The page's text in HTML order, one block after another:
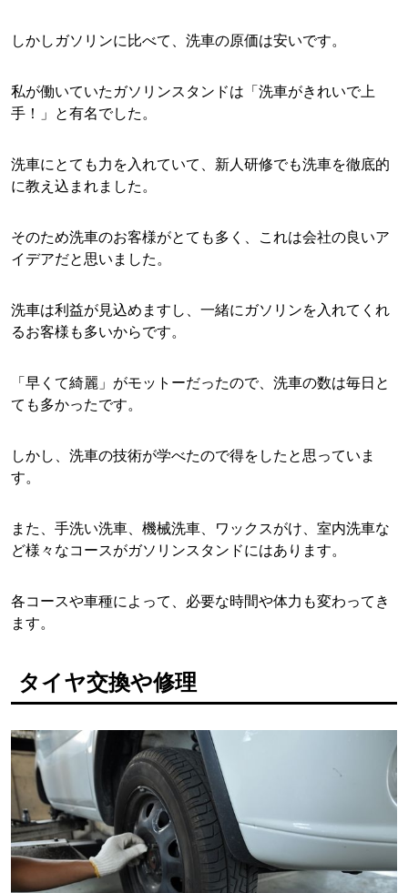
しかしガソリンに比べて、洗車の原価は安いです。
私が働いていたガソリンスタンドは「洗車がきれいで上
手！」と有名でした。
洗車にとても力を入れていて、新人研修でも洗車を徹底的
に教え込まれました。
そのため洗車のお客様がとても多く、これは会社の良いア
イデアだと思いました。
洗車は利益が見込めますし、一緒にガソリンを入れてくれ
るお客様も多いからです。
「早くて綺麗」がモットーだったので、洗車の数は毎日と
ても多かったです。
しかし、洗車の技術が学べたので得をしたと思っていま
す。
また、手洗い洗車、機械洗車、ワックスがけ、室内洗車な
ど様々なコースがガソリンスタンドにはあります。
各コースや車種によって、必要な時間や体力も変わってき
ます。
タイヤ交換や修理